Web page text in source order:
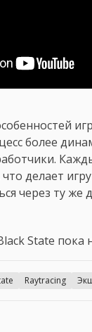
более
делает
через ту же
State пока
Raytracing